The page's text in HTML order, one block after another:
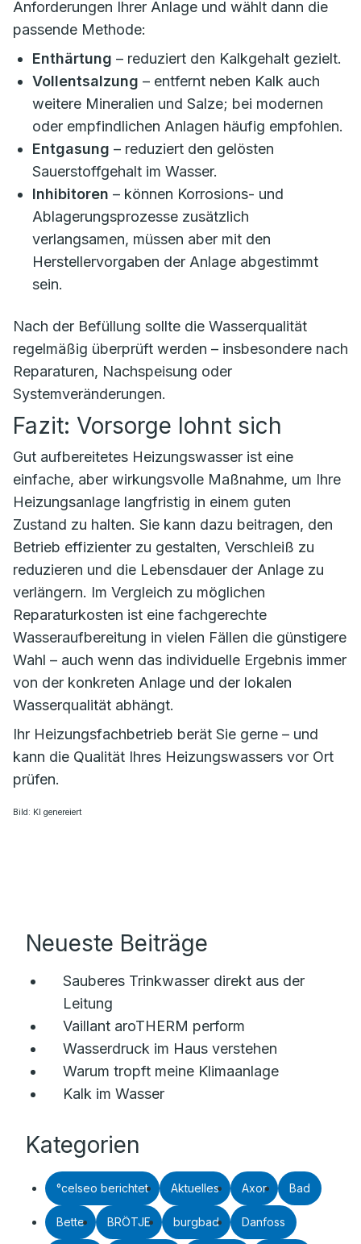
Anforderungen Ihrer Anlage und wählt dann die
passende Methode:
Enthärtung – reduziert den Kalkgehalt gezielt.
Vollentsalzung – entfernt neben Kalk auch
weitere Mineralien und Salze; bei modernen
oder empfindlichen Anlagen häufig empfohlen.
Entgasung – reduziert den gelösten
Sauerstoffgehalt im Wasser.
Inhibitoren – können Korrosions- und
Ablagerungsprozesse zusätzlich
verlangsamen, müssen aber mit den
Herstellervorgaben der Anlage abgestimmt
sein.
Nach der Befüllung sollte die Wasserqualität
regelmäßig überprüft werden – insbesondere nach
Reparaturen, Nachspeisung oder
Systemveränderungen.
Fazit: Vorsorge lohnt sich
Gut aufbereitetes Heizungswasser ist eine
einfache, aber wirkungsvolle Maßnahme, um Ihre
Heizungsanlage langfristig in einem guten
Zustand zu halten. Sie kann dazu beitragen, den
Betrieb effizienter zu gestalten, Verschleiß zu
reduzieren und die Lebensdauer der Anlage zu
verlängern. Im Vergleich zu möglichen
Reparaturkosten ist eine fachgerechte
Wasseraufbereitung in vielen Fällen die günstigere
Wahl – auch wenn das individuelle Ergebnis immer
von der konkreten Anlage und der lokalen
Wasserqualität abhängt.
Ihr Heizungsfachbetrieb berät Sie gerne – und
kann die Qualität Ihres Heizungswassers vor Ort
prüfen.
Bild: KI genereiert
Neueste Beiträge
Sauberes Trinkwasser direkt aus der
Leitung
Vaillant aroTHERM perform
Wasserdruck im Haus verstehen
Warum tropft meine Klimaanlage
Kalk im Wasser
Kategorien
°celseo berichtet Aktuelles Axor Bad
Bette BRÖTJE burgbad Danfoss